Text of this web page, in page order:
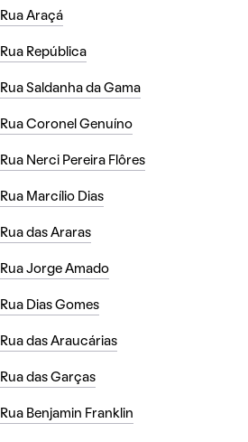
Rua Araçá
Rua República
Rua Saldanha da Gama
Rua Coronel Genuíno
Rua Nerci Pereira Flôres
Rua Marcílio Dias
Rua das Araras
Rua Jorge Amado
Rua Dias Gomes
Rua das Araucárias
Rua das Garças
Rua Benjamin Franklin